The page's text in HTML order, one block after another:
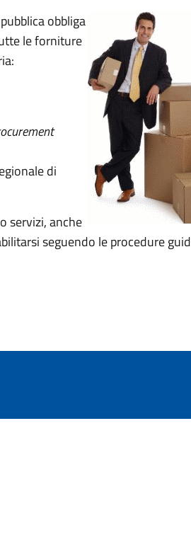
obbliga
le forniture
di
servizi, anche
seguendo le procedure